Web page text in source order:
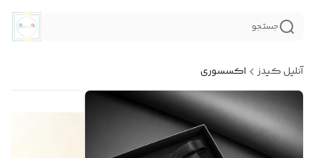
جستجو
آنلیل کیدز اکسسوری